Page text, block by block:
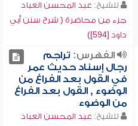
للشيخ: عبد المحسن العباد
جزء من محاضرة ( شرح سنن أبي
داود [594])
الفهرس: تراجم
رجال إسناد حديث عمر
في القول بعد الفراغ من
الوضوء , القول بعد الفراغ
من الوضوء
للشيخ: عبد المحسن العباد